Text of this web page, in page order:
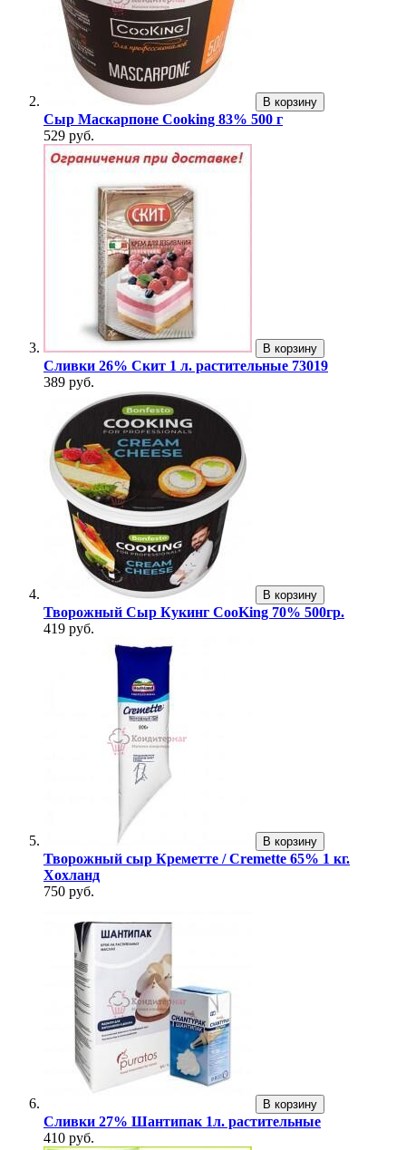
В корзину
Сыр Маскарпоне Cooking 83% 500 г
529 руб.
В корзину
Сливки 26% Скит 1 л. растительные 73019
389 руб.
В корзину
Творожный Сыр Кукинг CooKing 70% 500гр.
419 руб.
В корзину
Творожный сыр Креметте / Cremette 65% 1 кг.
Хохланд
750 руб.
В корзину
Сливки 27% Шантипак 1л. растительные
410 руб.